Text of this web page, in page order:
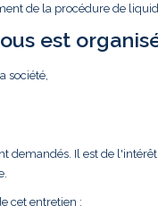
de la procédure de
est
société,
demandés. Il est de
cet entretien :